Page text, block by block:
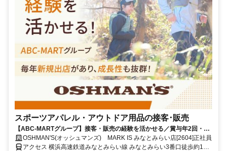
スポーツアパレル・アウトドア用品の接客･販売
【ABC-MARTグループ】接客・販売の経験を活かせる／賞与年2回・昇
給あり・キャリアアップ前提採用・私服OK・個人ノルマなし
OSHMAN'S(オッシュマンズ) MARK IS みなとみらい店[2604]正社員
アクセス 横浜高速鉄道みなとみらい線 みなとみらい3番口徒歩約1